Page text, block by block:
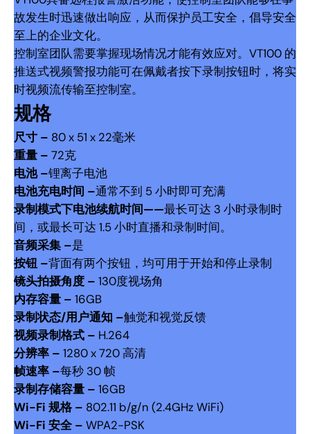
故发生时迅速做出响应，从而保护员工安全，倡导安全
至上的企业文化。
控制室团队需要掌握现场情况才能有效应对。VT100 的
推送式视频警报功能可在佩戴者按下录制按钮时，将实
时视频流传输至控制室。
规格
尺寸 – 80 x 51 x 22毫米
重量 – 72克
电池 –锂离子电池
电池充电时间 –通常不到 5 小时即可充满
录制模式下电池续航时间——最长可达 3 小时录制时
间，或最长可达 1.5 小时直播和录制时间。
音频采集 –是
按钮 –背面有两个按钮，均可用于开始和停止录制
镜头拍摄角度 – 130度视场角
内存容量 – 16GB
录制状态/用户通知 –触觉和视觉反馈
视频录制格式 – H.264
分辨率 – 1280 x 720 高清
帧速率 –每秒 30 帧
录制存储容量 – 16GB
Wi-Fi 规格 – 802.11 b/g/n (2.4GHz WiFi)
Wi-Fi 安全 – WPA2-PSK